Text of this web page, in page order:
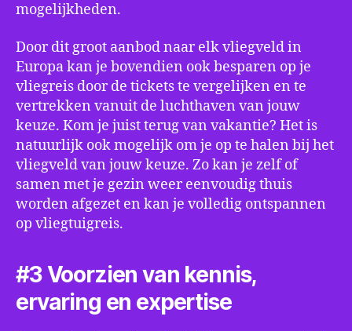
mogelijkheden.
Door dit groot aanbod naar elk vliegveld in
Europa kan je bovendien ook besparen op je
vliegreis door de tickets te vergelijken en te
vertrekken vanuit de luchthaven van jouw
keuze. Kom je juist terug van vakantie? Het is
natuurlijk ook mogelijk om je op te halen bij het
vliegveld van jouw keuze. Zo kan je zelf of
samen met je gezin weer eenvoudig thuis
worden afgezet en kan je volledig ontspannen
op vliegtuigreis.
#3 Voorzien van kennis,
ervaring en expertise